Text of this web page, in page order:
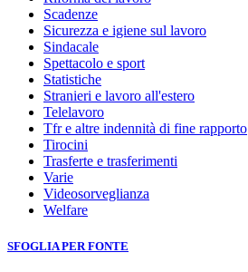
Scadenze
Sicurezza e igiene sul lavoro
Sindacale
Spettacolo e sport
Statistiche
Stranieri e lavoro all'estero
Telelavoro
Tfr e altre indennità di fine rapporto
Tirocini
Trasferte e trasferimenti
Varie
Videosorveglianza
Welfare
SFOGLIA PER FONTE